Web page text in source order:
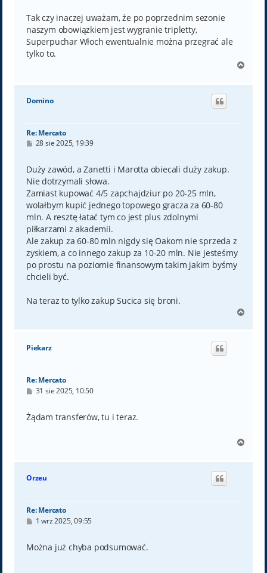
Tak czy inaczej uważam, że po poprzednim sezonie
naszym obowiązkiem jest wygranie tripletty,
Superpuchar Włoch ewentualnie można przegrać ale
tylko to.
g
Domino
Re: Mercato
P
t
28 sie 2025, 19:39
Duży zawód, a Zanetti i Marotta obiecali duży zakup.
Nie dotrzymali słowa.
Zamiast kupować 4/5 zapchajdziur po 20-25 mln,
wolałbym kupić jednego topowego gracza za 60-80
mln. A resztę łatać tym co jest plus zdolnymi
piłkarzami z akademii.
Ale zakup za 60-80 mln nigdy się Oakom nie sprzeda z
zyskiem, a co innego zakup za 10-20 mln. Nie jesteśmy
po prostu na poziomie finansowym takim jakim byśmy
chcieli być.
Na teraz to tylko zakup Sucica się broni.
g
Piekarz
Re: Mercato
P
t
31 sie 2025, 10:50
Żądam transferów, tu i teraz.
g
Orzeu
Re: Mercato
P
t
1 wrz 2025, 09:55
Można już chyba podsumować.